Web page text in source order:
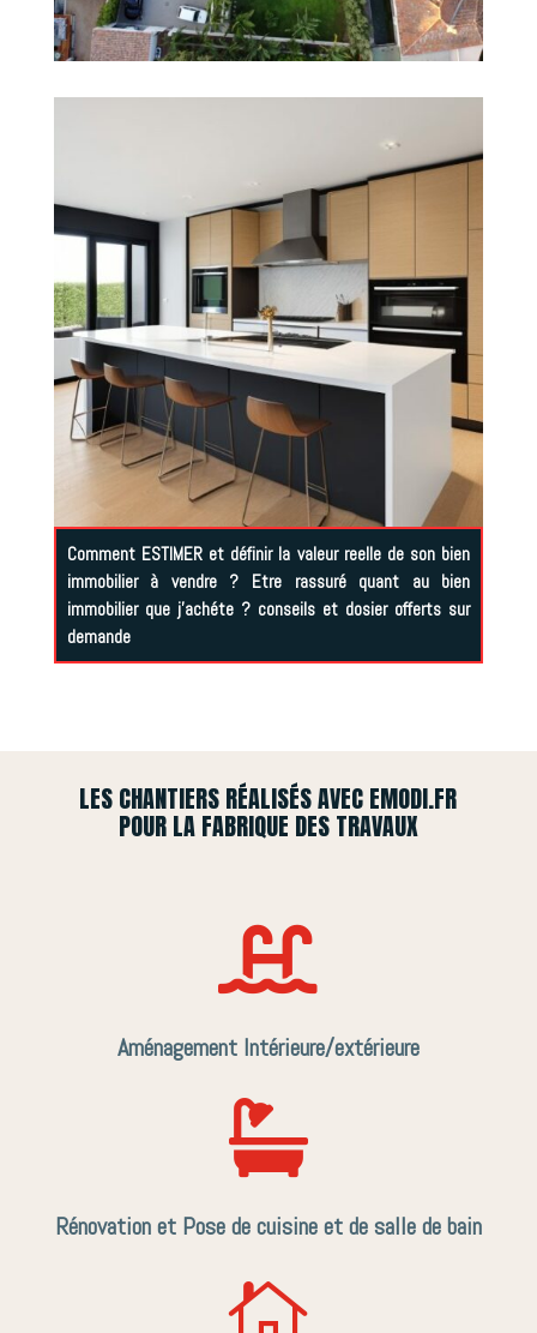
Comment ESTIMER et définir la valeur reelle de son bien
immobilier à vendre ? Etre rassuré quant au bien
immobilier que j’achéte ? conseils et dosier offerts sur
demande
LES CHANTIERS RÉALISÉS AVEC EMODI.FR
POUR LA FABRIQUE DES TRAVAUX

Aménagement Intérieure/extérieure

Rénovation et Pose de cuisine et de salle de bain
